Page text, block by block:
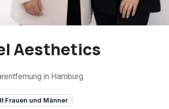
Aesthetics
in Hamburg
Frauen und Männer